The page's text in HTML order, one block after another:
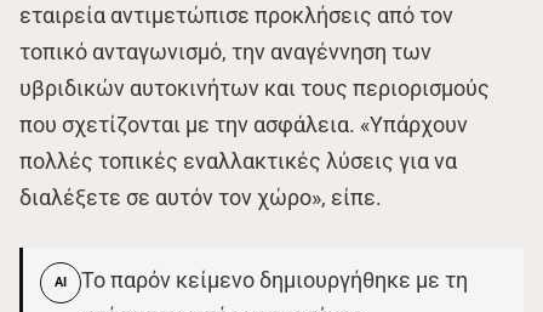
εταιρεία αντιμετώπισε προκλήσεις από τον
τοπικό ανταγωνισμό, την αναγέννηση των
υβριδικών αυτοκινήτων και τους περιορισμούς
που σχετίζονται με την ασφάλεια. «Υπάρχουν
πολλές τοπικές εναλλακτικές λύσεις για να
διαλέξετε σε αυτόν τον χώρο», είπε.
AI
Το παρόν κείμενο δημιουργήθηκε με τη